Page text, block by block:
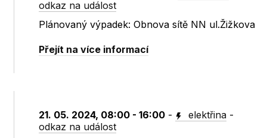
odkaz na událost
Plánovaný výpadek: Obnova sítě NN ul.Žižkova
Přejít na více informací
21. 05. 2024, 08:00 - 16:00 - elektřina -
odkaz na událost